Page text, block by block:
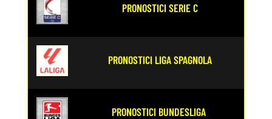
PRONOSTICI SERIE C
PRONOSTICI LIGA SPAGNOLA
PRONOSTICI BUNDESLIGA